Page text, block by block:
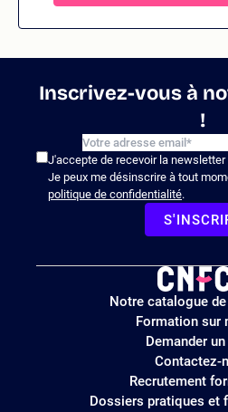
Inscrivez-vous à
!
J'accepte de recevoir la newsletter
Je peux me désinscrire à tout
politique de confidentialité.
site
Notre catalogue
Formation sur
Demander
Contactez-
Recrutement
Dossiers pratiques et